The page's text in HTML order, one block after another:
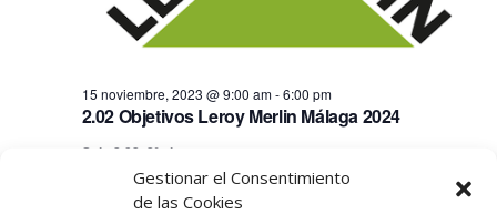
Gestionar el Consentimiento
de las Cookies
2.02 Objetivos Leroy Merlin Málaga 2024
15 noviembre, 2023 @ 9:00 am-6:00 pm
Sala 2.02, 2ª planta